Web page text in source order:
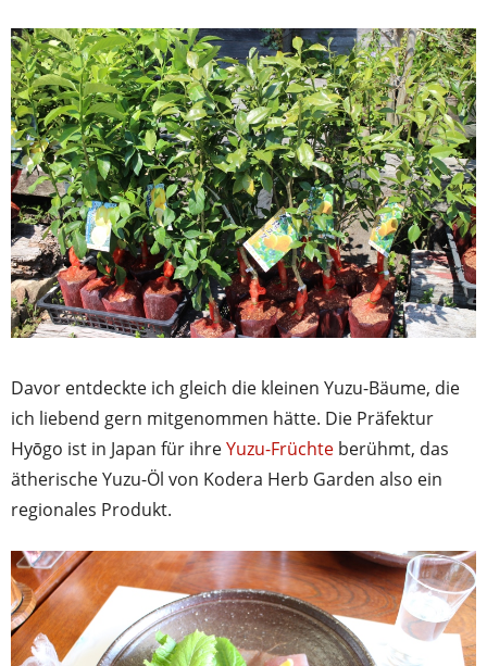
Davor entdeckte ich gleich die kleinen Yuzu-Bäume, die
ich liebend gern mitgenommen hätte. Die Präfektur
Hyōgo ist in Japan für ihreYuzu-Früchte berühmt, das
ätherische Yuzu-Öl von Kodera Herb Garden also ein
regionales Produkt.